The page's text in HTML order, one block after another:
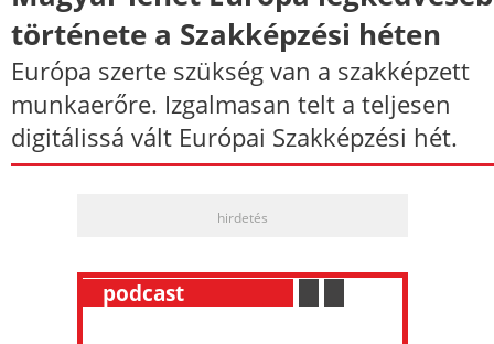
története a Szakképzési héten
Európa szerte szükség van a szakképzett
munkaerőre. Izgalmasan telt a teljesen
digitálissá vált Európai Szakképzési hét.
hirdetés
podcast